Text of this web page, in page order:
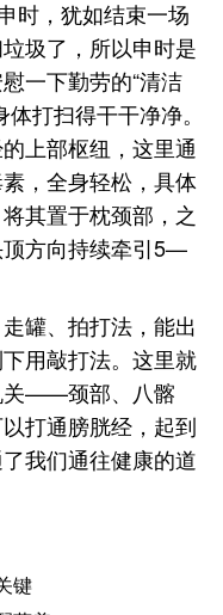
时，犹如结束一场
圾了，所以申时是
一下勤劳的“清洁
打扫得干干净净。
上部枢纽，这里通
，全身轻松，具体
其置于枕颈部，之
顶方向持续牵引5—
罐、拍打法，能出
用敲打法。这里就
关——颈部、八髂
打通膀胱经，起到
我们通往健康的道
键